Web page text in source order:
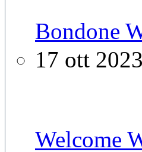
Bondone
17 ott 2023
Welcome